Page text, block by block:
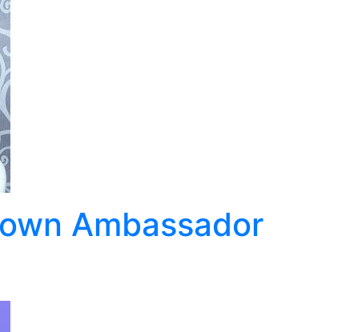
Ambassador